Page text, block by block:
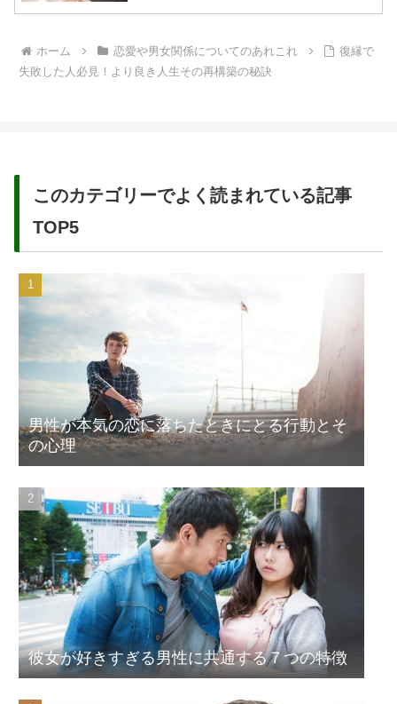
ホーム 恋愛や男女関係についてのあれこれ
復縁で
失敗した人必見！より良き人生その再構築の秘訣
このカテゴリーでよく読まれている記事
TOP5
男性が本気の恋に落ちたときにとる行動とそ
の心理
彼女が好きすぎる男性に共通する７つの特徴